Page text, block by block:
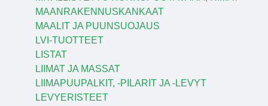
MAANRAKENNUSKANKAAT
MAALIT JA PUUNSUOJAUS
LVI-TUOTTEET
LISTAT
LIIMAT JA MASSAT
LIIMAPUUPALKIT, -PILARIT JA -LEVYT
LEVYERISTEET